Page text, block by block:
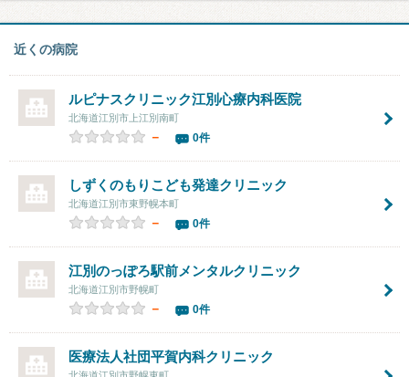
近くの病院
ルピナスクリニック江別心療内科医院
北海道江別市上江別南町
－ 0件
しずくのもりこども発達クリニック
北海道江別市東野幌本町
－ 0件
江別のっぽろ駅前メンタルクリニック
北海道江別市野幌町
－ 0件
医療法人社団平賀内科クリニック